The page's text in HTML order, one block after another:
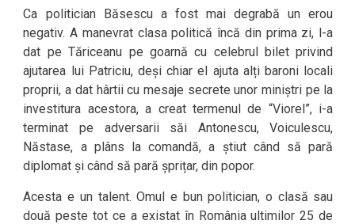
Ca politician Băsescu a fost mai degrabă un erou
negativ. A manevrat clasa politică încă din prima zi, l-a
dat pe Tăriceanu pe goarnă cu celebrul bilet privind
ajutarea lui Patriciu, deși chiar el ajuta alți baroni locali
proprii, a dat hârtii cu mesaje secrete unor miniștri pe la
investitura acestora, a creat termenul de “Viorel”, i-a
terminat pe adversarii săi Antonescu, Voiculescu,
Năstase, a plâns la comandă, a știut când să pară
diplomat și când să pară șprițar, din popor.
Acesta e un talent. Omul e bun politician, o clasă sau
două peste tot ce a existat în România ultimilor 25 de